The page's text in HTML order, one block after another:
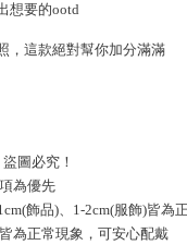
想要的ootd
，這款絕對幫你加分滿滿
圖必究！
為優先
飾品)、1-2cm(服飾)皆為
為正常現象，可安心配戴